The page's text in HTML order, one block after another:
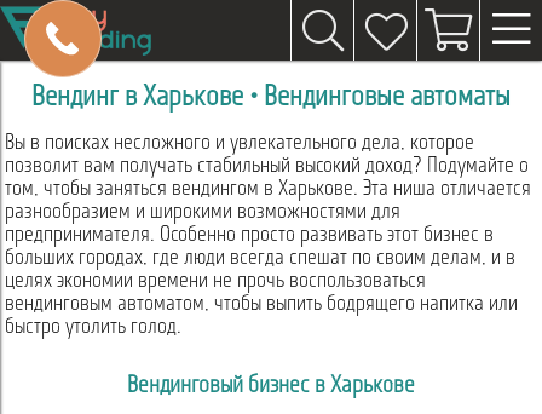
Вендинг в Харькове • Вендинговые автоматы
Вы в поисках несложного и увлекательного дела, которое
позволит вам получать стабильный высокий доход? Подумайте о
том, чтобы заняться вендингом в Харькове. Эта ниша отличается
разнообразием и широкими возможностями для
предпринимателя. Особенно просто развивать этот бизнес в
больших городах, где люди всегда спешат по своим делам, и в
целях экономии времени не прочь воспользоваться
вендинговым автоматом, чтобы выпить бодрящего напитка или
быстро утолить голод.
Вендинговый бизнес в Харькове